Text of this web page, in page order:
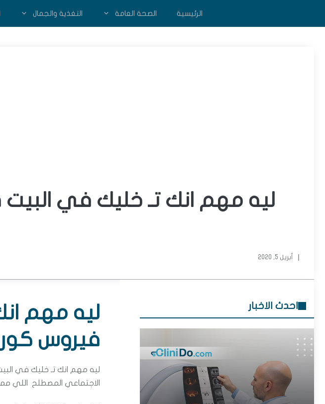
الرئيسية الصحة العامة التغذية والجمال
ليه مهم انك تـ خليك في
أبريل 5, 2020
ليه مهم
فيروس
ليه مهم انك تـ خليك في
الاجتماعي المصطلح اللي
احدث الاخبار